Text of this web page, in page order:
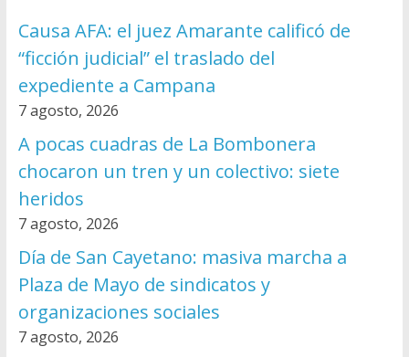
Causa AFA: el juez Amarante calificó de
“ficción judicial” el traslado del
expediente a Campana
7 agosto, 2026
A pocas cuadras de La Bombonera
chocaron un tren y un colectivo: siete
heridos
7 agosto, 2026
Día de San Cayetano: masiva marcha a
Plaza de Mayo de sindicatos y
organizaciones sociales
7 agosto, 2026